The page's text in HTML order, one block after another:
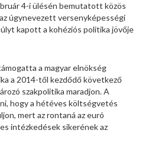
4-i ülésén bemutatott közös
úgynevezett versenyképességi
kapott a kohéziós politika jövője
a magyar elnökség
a 2014-től kezdődő következő
szakpolitika maradjon. A
hogy a hétéves költségvetés
mert az rontaná az euró
intézkedések sikerének az